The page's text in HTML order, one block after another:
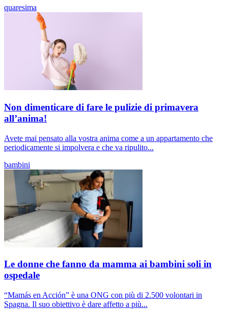
quaresima
Non dimenticare di fare le pulizie di primavera
all’anima!
Avete mai pensato alla vostra anima come a un appartamento che
periodicamente si impolvera e che va ripulito...
bambini
Le donne che fanno da mamma ai bambini soli in
ospedale
“Mamás en Acción” è una ONG con più di 2.500 volontari in
Spagna. Il suo obiettivo è dare affetto a più...